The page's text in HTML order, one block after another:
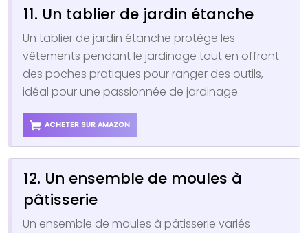
11. Un tablier de jardin étanche
Un tablier de jardin étanche protège les
vêtements pendant le jardinage tout en offrant
des poches pratiques pour ranger des outils,
idéal pour une passionnée de jardinage.
ACHETER SUR AMAZON
12. Un ensemble de moules à
pâtisserie
Un ensemble de moules à pâtisserie variés